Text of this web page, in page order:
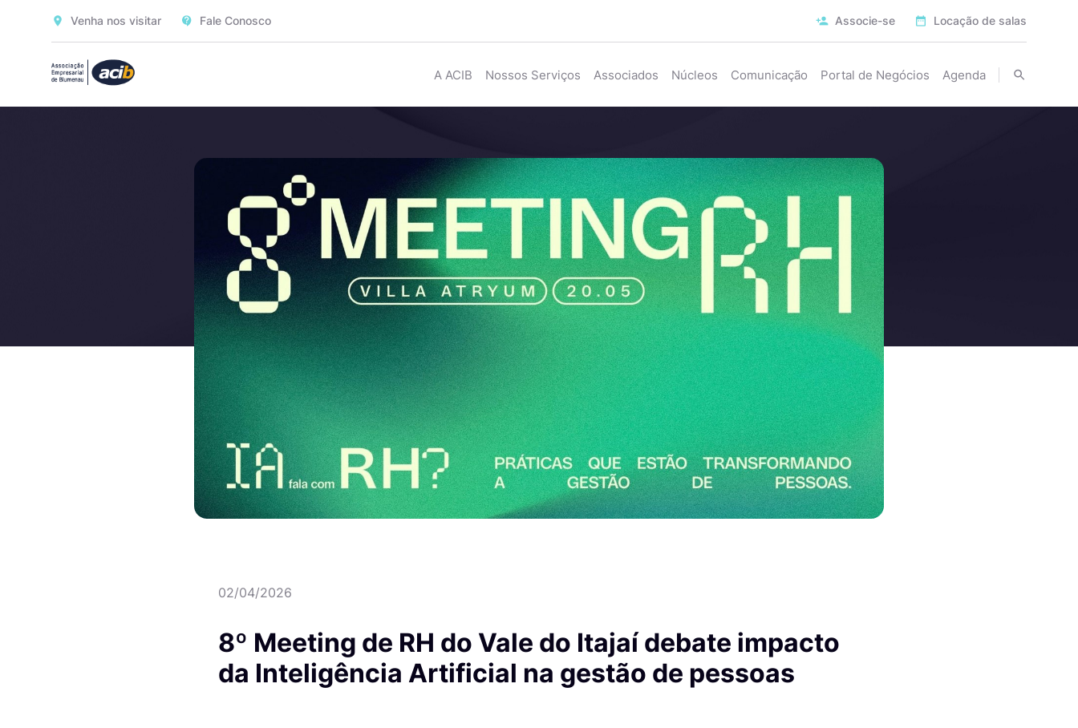
Venha nos visitar Fale Conosco Associe-se Locação de salas
A ACIB Nossos Serviços Associados Núcleos Comunicação Portal de Negócios Agenda
02/04/2026
8º Meeting de RH do Vale do Itajaí debate impacto
da Inteligência Artificial na gestão de pessoas